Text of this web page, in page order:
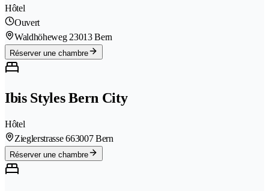
Hôtel
Ouvert
Waldhöheweg 23013 Bern
Réserver une chambre
Ibis Styles Bern City
Hôtel
Zieglerstrasse 663007 Bern
Réserver une chambre